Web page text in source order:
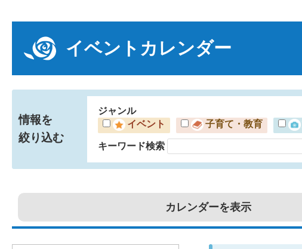
イベントカレンダー
情報を
絞り込む
ジャンル
イベント
子育て・教育
キーワード検索
カレンダーを表示